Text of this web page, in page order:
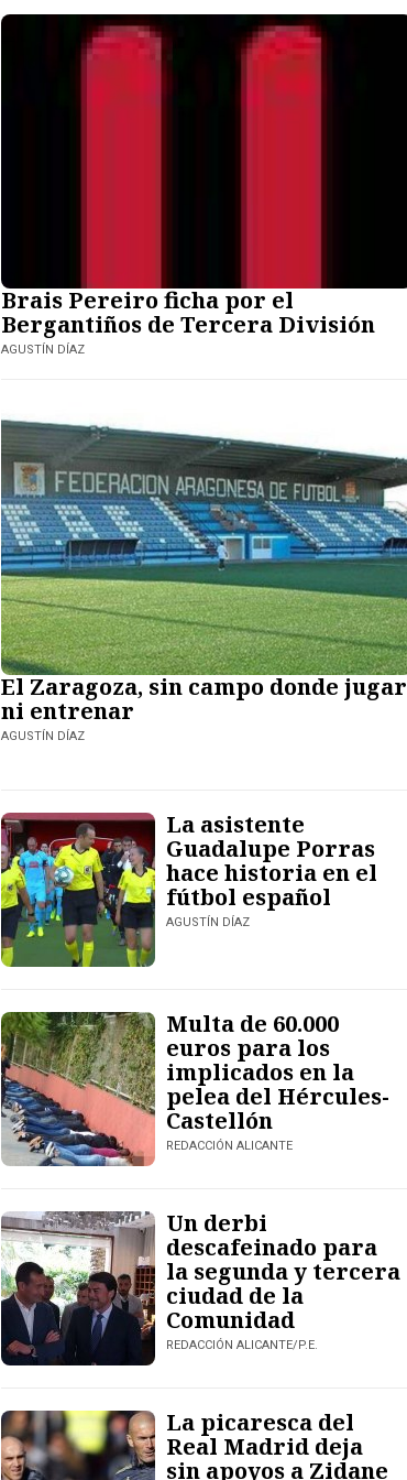
Brais Pereiro ficha por el
Bergantiños de Tercera División
AGUSTÍN DÍAZ
El Zaragoza, sin campo donde jugar
ni entrenar
AGUSTÍN DÍAZ
La asistente
Guadalupe Porras
hace historia en el
fútbol español
AGUSTÍN DÍAZ
Multa de 60.000
euros para los
implicados en la
pelea del Hércules-
Castellón
REDACCIÓN ALICANTE
Un derbi
descafeinado para
la segunda y tercera
ciudad de la
Comunidad
REDACCIÓN ALICANTE/P.E.
La picaresca del
Real Madrid deja
sin apoyos a Zidane